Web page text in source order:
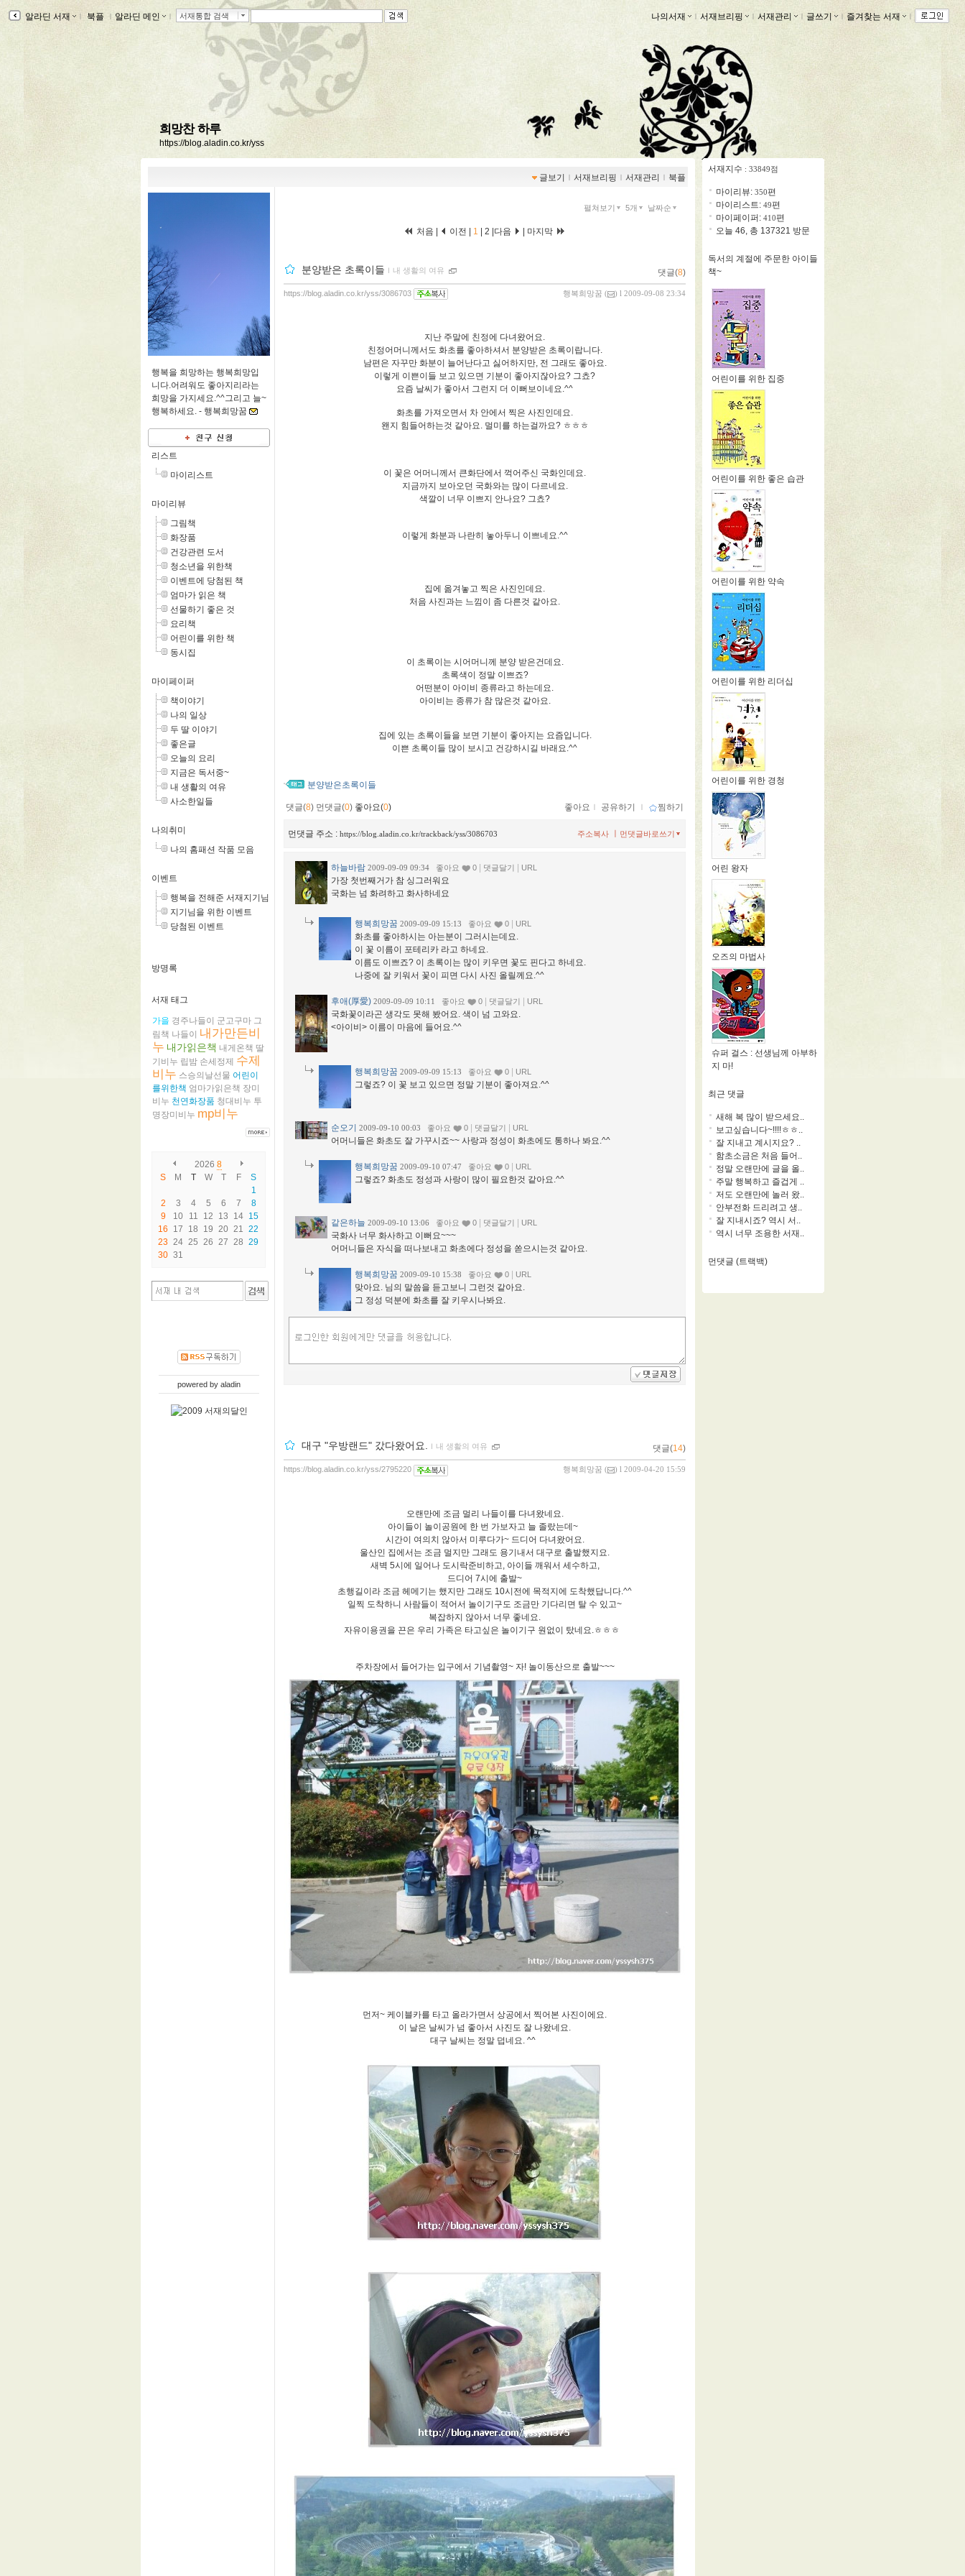
알라딘 서재 ｌ 북플 ｌ 알라딘 메인 ｌ 서재통합 검색 나의서재 ｌ 서재브리핑 ｌ 서재관리 ｌ 글쓰기 ｌ 즐겨찾는 서재 ｌ
희망찬 하루
https://blog.aladin.co.kr/yss
글보기 ｌ 서재브리핑 ｌ 서재관리 ｌ 북플
행복을 희망하는 행복희망입
니다.어려워도 좋아지리라는
희망을 가지세요.^^그리고 늘~
행복하세요. - 행복희망꿈
리스트
마이리스트
마이리뷰
그림책
화장품
건강관련 도서
청소년을 위한책
이벤트에 당첨된 책
엄마가 읽은 책
선물하기 좋은 것
요리책
어린이를 위한 책
동시집
마이페이퍼
책이야기
나의 일상
두 딸 이야기
좋은글
오늘의 요리
지금은 독서중~
내 생활의 여유
사소한일들
나의취미
나의 홈패션 작품 모음
이벤트
행복을 전해준 서재지기님
지기님을 위한 이벤트
당첨된 이벤트
방명록
서재 태그
가을 경주나들이 군고구마 그
림책 나들이 내가만든비
누 내가읽은책 내게온책 딸
기비누 립밤 손세정제 수제
비누 스승의날선물 어린이
를위한책 엄마가읽은책 장미
비누 천연화장품 청대비누 투
명장미비누 mp비누
2026 8
S
M T W T F
S
1
2
3 4 5 6 7
8
9
10 11 12 13 14 15
16
17 18 19 20 21
22
23 24 25 26 27 28 29
30 31
powered by aladin
펼쳐보기 5개 날짜순
처음 | 이전 | 1 2 다음 마지막
분양받은 초록이들 ｌ 내 생활의 여유 댓글(8)
행복희망꿈 ( ) l 2009-09-08 23:34
https://blog.aladin.co.kr/yss/3086703
지난 주말에 친정에 다녀왔어요.
친정어머니께서도 화초를 좋아하셔서 분양받은 초록이랍니다.
남편은 자꾸만 화분이 늘어난다고 싫어하지만, 전 그래도 좋아요.
이렇게 이쁜이들 보고 있으면 기분이 좋아지잖아요? 그쵸?
요즘 날씨가 좋아서 그런지 더 이뻐보이네요.^^
화초를 가져오면서 차 안에서 찍은 사진인데요.
왠지 힘들어하는것 같아요. 멀미를 하는걸까요? ㅎㅎㅎ
이 꽃은 어머니께서 큰화단에서 꺽어주신 국화인데요.
지금까지 보아오던 국화와는 많이 다르네요.
색깔이 너무 이쁘지 안나요? 그쵸?
이렇게 화분과 나란히 놓아두니 이쁘네요.^^
집에 옮겨놓고 찍은 사진인데요.
처음 사진과는 느낌이 좀 다른것 같아요.
이 초록이는 시어머니께 분양 받은건데요.
초록색이 정말 이쁘죠?
어떤분이 아이비 종류라고 하는데요.
아이비는 종류가 참 많은것 같아요.
집에 있는 초록이들을 보면 기분이 좋아지는 요즘입니다.
이쁜 초록이들 많이 보시고 건강하시길 바래요.^^
분양받은초록이들
댓글(8) 먼댓글(0) 좋아요(0) 좋아요 ｌ 공유하기 ｌ 찜하기
먼댓글 주소 : https://blog.aladin.co.kr/trackback/yss/3086703 먼댓글바로쓰기
주소복사
하늘바람 2009-09-09 09:34 좋아요 0 댓글달기 URL
가장 첫번째거가 참 싱그러워요
국화는 넘 화려하고 화사하네요
행복희망꿈 2009-09-09 15:13 좋아요 0 URL
화초를 좋아하시는 아는분이 그러시는데요.
이 꽃 이름이 포테리카 라고 하네요.
이름도 이쁘죠? 이 초록이는 많이 키우면 꽃도 핀다고 하네요.
나중에 잘 키워서 꽃이 피면 다시 사진 올릴께요.^^
후애(厚愛) 2009-09-09 10:11 좋아요 0 댓글달기 URL
국화꽃이라곤 생각도 못해 봤어요. 색이 넘 고와요.
<아이비> 이름이 마음에 들어요.^^
행복희망꿈 2009-09-09 15:13 좋아요 0 URL
그렇죠? 이 꽃 보고 있으면 정말 기분이 좋아져요.^^
순오기 2009-09-10 00:03 좋아요 0 댓글달기 URL
어머니들은 화초도 잘 가꾸시죠~~ 사랑과 정성이 화초에도 통하나 봐요.^^
행복희망꿈 2009-09-10 07:47 좋아요 0 URL
그렇죠? 화초도 정성과 사랑이 많이 필요한것 같아요.^^
같은하늘 2009-09-10 13:06 좋아요 0 댓글달기 URL
국화사 너무 화사하고 이뻐요~~~
어머니들은 자식을 떠나보내고 화초에다 정성을 쏟으시는것 같아요.
행복희망꿈 2009-09-10 15:38 좋아요 0 URL
맞아요. 님의 말씀을 듣고보니 그런것 같아요.
그 정성 덕분에 화초를 잘 키우시나봐요.
대구 "우방랜드" 갔다왔어요. ｌ 내 생활의 여유 댓글(14)
행복희망꿈 ( ) l 2009-04-20 15:59
https://blog.aladin.co.kr/yss/2795220
오랜만에 조금 멀리 나들이를 다녀왔네요.
아이들이 놀이공원에 한 번 가보자고 늘 졸랐는데~
시간이 여의치 않아서 미루다가~ 드디어 다녀왔어요.
울산인 집에서는 조금 멀지만 그래도 용기내서 대구로 출발했지요.
새벽 5시에 일어나 도시락준비하고, 아이들 깨워서 세수하고,
드디어 7시에 출발~
초행길이라 조금 헤메기는 했지만 그래도 10시전에 목적지에 도착했답니다.^^
일찍 도착하니 사람들이 적어서 놀이기구도 조금만 기다리면 탈 수 있고~
복잡하지 않아서 너무 좋네요.
자유이용권을 끈은 우리 가족은 타고싶은 놀이기구 원없이 탔네요.ㅎㅎㅎ
주차장에서 들어가는 입구에서 기념촬영~ 자! 놀이동산으로 출발~~~
먼저~ 케이블카를 타고 올라가면서 상공에서 찍어본 사진이에요.
이 날은 날씨가 넘 좋아서 사진도 잘 나왔네요.
대구 날씨는 정말 덥네요. ^^
서재지수 : 33849점
마이리뷰: 350편
마이리스트: 49편
마이페이퍼: 410편
오늘 46, 총 137321 방문
독서의 계절에 주문한 아이들
책~
어린이를 위한 집중
어린이를 위한 좋은 습관
어린이를 위한 약속
어린이를 위한 리더십
어린이를 위한 경청
어린 왕자
오즈의 마법사
슈퍼 걸스 : 선생님께 아부하
지 마!
최근 댓글
새해 복 많이 받으세요..
보고싶습니다~!!!!ㅎㅎ..
잘 지내고 계시지요? ..
함초소금은 처음 들어..
정말 오랜만에 글을 올..
주말 행복하고 즐겁게 ..
저도 오랜만에 놀러 왔..
안부전화 드리려고 생..
잘 지내시죠? 역시 서..
역시 너무 조용한 서재..
먼댓글 (트랙백)